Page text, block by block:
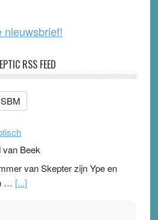
nieuwsbrief!
RSS FEED
SBM
van Beek
van Skepter zijn Ype en
… [...]